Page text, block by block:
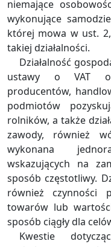
niemające
wykonujące
której mowa w ust.
takiej działalności.
Działalność
ustawy o VAT
producentów,
podmiotów
rolników, a także
zawody, również
wykonana
wskazujących na
sposób częstotliwy.
również czynności
towarów lub
sposób ciągły dla
Kwestie